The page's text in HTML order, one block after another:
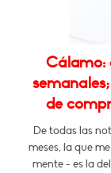
Cálamo:
de
De todas las
meses, la que
mente - es la